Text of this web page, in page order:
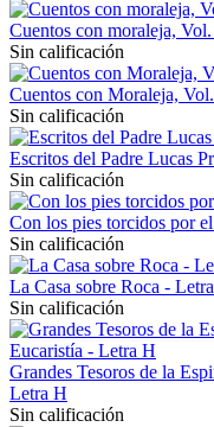
Cuentos con moraleja,
Sin calificación
Cuentos con Moraleja,
Sin calificación
Escritos del Padre Lucas
Sin calificación
Con los pies torcidos por
Sin calificación
La Casa sobre Roca -
Sin calificación
Grandes Tesoros de la
Letra H
Sin calificación